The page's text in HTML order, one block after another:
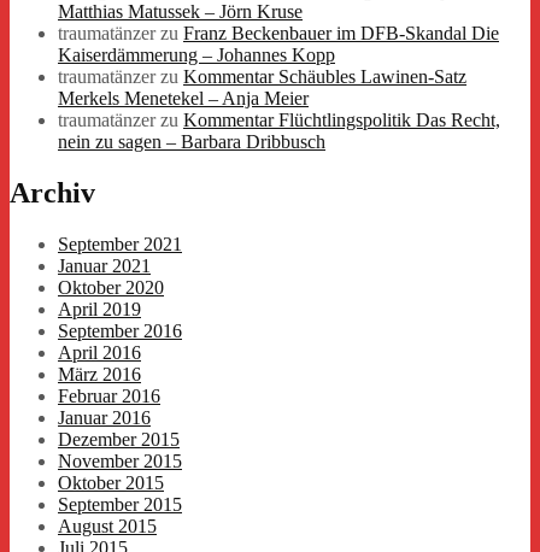
Matthias Matussek – Jörn Kruse
traumatänzerzu Franz Beckenbauer im DFB-Skandal Die
Kaiserdämmerung – Johannes Kopp
traumatänzerzu Kommentar Schäubles Lawinen-Satz
Merkels Menetekel – Anja Meier
traumatänzerzu Kommentar Flüchtlingspolitik Das Recht,
nein zu sagen – Barbara Dribbusch
Archiv
September 2021
Januar 2021
Oktober 2020
April 2019
September 2016
April 2016
März 2016
Februar 2016
Januar 2016
Dezember 2015
November 2015
Oktober 2015
September 2015
August 2015